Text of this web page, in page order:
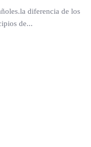
diferencia de los
de...